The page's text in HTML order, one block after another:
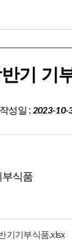
기 기
작성일 : 2023-10-
식품
기기부식품.xlsx